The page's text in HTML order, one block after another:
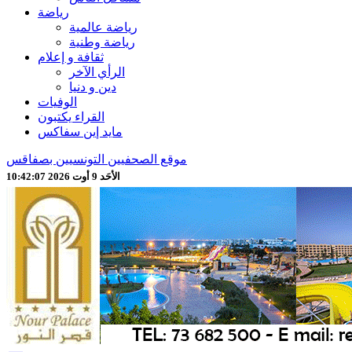
رياضة
رياضة عالمية
رياضة وطنية
ثقافة و إعلام
الرأي الآخر
دين و دنيا
الوفيات
القراء يكتبون
مايد إين سفاكس
موقع الصحفيين التونسيين بصفاقس
الأحَد 9 أوت 2026 10:42:09